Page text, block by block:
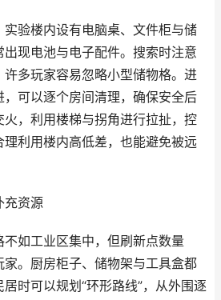
验楼内设有电脑桌、文件柜与储
现电池与电子配件。搜索时注意
多玩家容易忽略小型储物格。进
可以逐个房间清理，确保安全后
，利用楼梯与拐角进行拉扯，控
利用楼内高低差，也能避免被远
充资源
不如工业区集中，但刷新点数量
。厨房柜子、储物架与工具盒都
时可以规划“环形路线”，从外围逐